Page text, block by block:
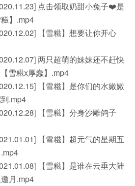
点击领取奶甜小兔子❤️是
】.mp4
【雪糍】想要让你开心
两只超萌的妹妹还不赶快
雪糍x厚蠢】.mp4
【雪糍】是你们的水嫩嫩
.mp4
【雪糍】分身沙雕鸽子
【雪糍】超元气的星期五
【雪糍】是谁在云垂大陆
月.mp4